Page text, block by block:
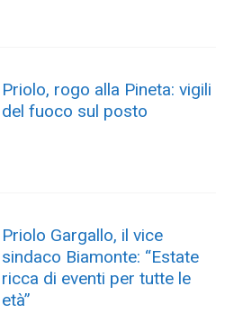
Priolo, rogo alla Pineta: vigili
del fuoco sul posto
Priolo Gargallo, il vice
sindaco Biamonte: “Estate
ricca di eventi per tutte le
età”